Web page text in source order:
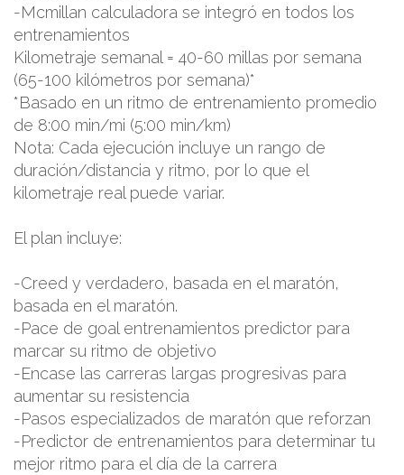
-Mcmillan calculadora se integró en todos los
entrenamientos
Kilometraje semanal = 40-60 millas por semana
(65-100 kilómetros por semana)*
*Basado en un ritmo de entrenamiento promedio
de 8:00 min/mi (5:00 min/km)
Nota: Cada ejecución incluye un rango de
duración/distancia y ritmo, por lo que el
kilometraje real puede variar.
El plan incluye:
-Creed y verdadero, basada en el maratón,
basada en el maratón.
-Pace de goal entrenamientos predictor para
marcar su ritmo de objetivo
-Encase las carreras largas progresivas para
aumentar su resistencia
-Pasos especializados de maratón que reforzan
-Predictor de entrenamientos para determinar tu
mejor ritmo para el día de la carrera